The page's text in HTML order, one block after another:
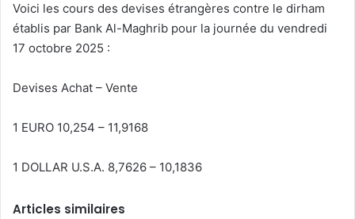
Voici les cours des devises étrangères contre le dirham
établis par Bank Al-Maghrib pour la journée du vendredi
17 octobre 2025 :
Devises Achat – Vente
1 EURO 10,254 – 11,9168
1 DOLLAR U.S.A. 8,7626 – 10,1836
Articles similaires